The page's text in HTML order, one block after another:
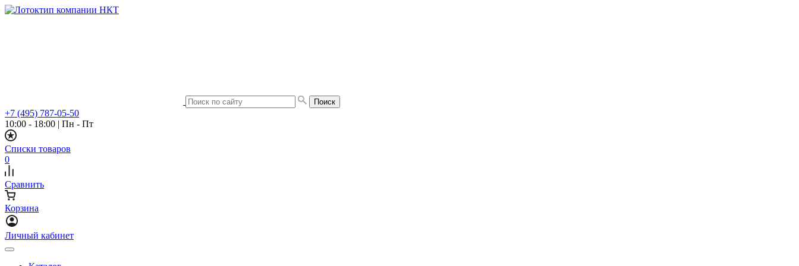
+7 (495) 787-05-50
10:00 - 18:00 | Пн - Пт
Списки товаров
0
Сравнить
Корзина
Личный кабинет